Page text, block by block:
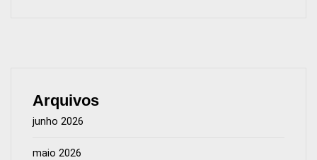
Arquivos
junho 2026
maio 2026